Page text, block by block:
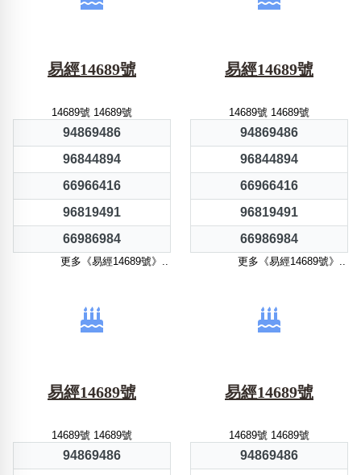
易經14689號
14689號 14689號
94869486
96844894
66966416
96819491
66986984
更多《易經14689號》..
易經14689號
14689號 14689號
94869486
96844894
66966416
96819491
66986984
更多《易經14689號》..
易經14689號
14689號 14689號
94869486
易經14689號
14689號 14689號
94869486